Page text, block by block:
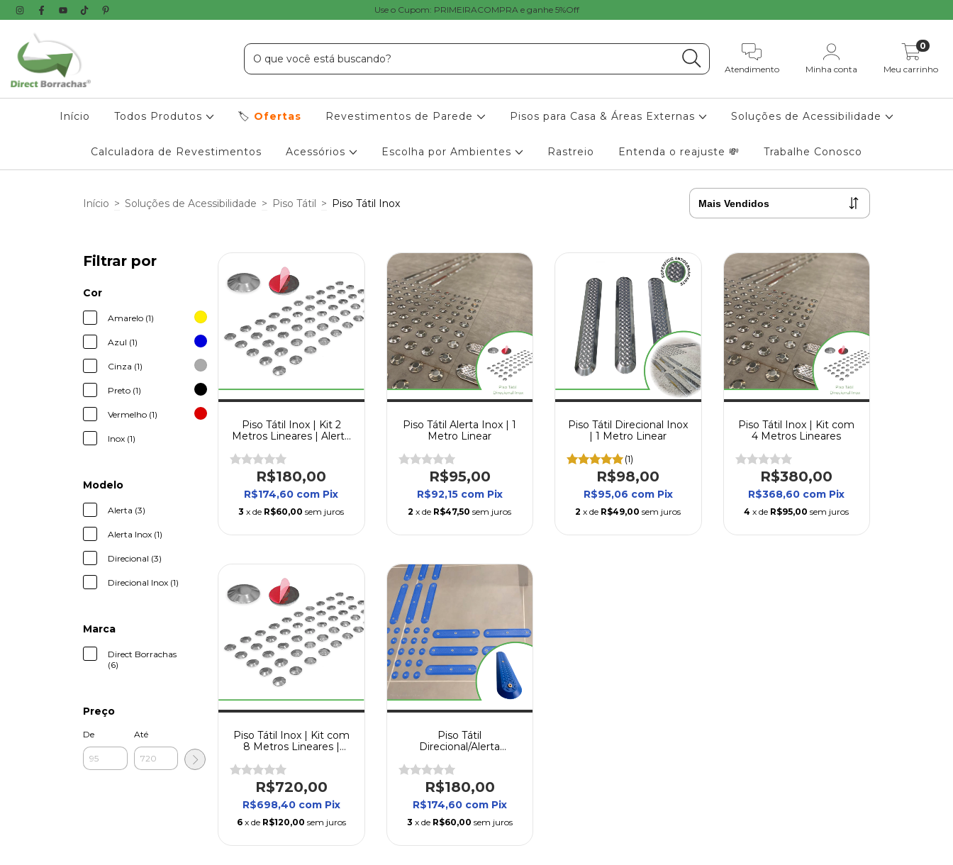
Use o Cupom: PRIMEIRACOMPRA e ganhe 5%Off
Atendimento Minha conta Meu carrinho
0
Início Todos Produtos 🏷️ Ofertas Revestimentos de Parede Pisos para Casa & Áreas Externas Soluções de Acessibilidade
Calculadora de Revestimentos Acessórios Escolha por Ambientes Rastreio Entenda o reajuste 💸 Trabalhe Conosco
Início > Soluções de Acessibilidade > Piso Tátil > Piso Tátil Inox
Filtrar por
Cor
Amarelo (1)
Azul (1)
Cinza (1)
Preto (1)
Vermelho (1)
Inox (1)
Modelo
Alerta (3)
Alerta Inox (1)
Direcional (3)
Direcional Inox (1)
Marca
Direct Borrachas
(6)
Preço
De Até
Piso Tátil Inox | Kit 2
Metros Lineares | Alerta
Borrachas
R$180,00
R$174,60 com Pix
3 x de R$60,00 sem juros
Piso Tátil Alerta Inox | 1
Metro Linear
R$95,00
R$92,15 com Pix
2 x de R$47,50 sem juros
Piso Tátil Direcional Inox
| 1 Metro Linear
(1)
R$98,00
R$95,06 com Pix
2 x de R$49,00 sem juros
Piso Tátil Inox | Kit com
4 Metros Lineares
R$380,00
R$368,60 com Pix
4 x de R$95,00 sem juros
Piso Tátil Inox | Kit com
8 Metros Lineares |
Direct Borrachas
R$720,00
R$698,40 com Pix
6 x de R$120,00 sem juros
Piso Tátil
Direcional/Alerta
Soltos - 1ml
R$180,00
R$174,60 com Pix
3 x de R$60,00 sem juros